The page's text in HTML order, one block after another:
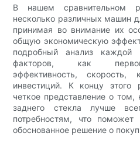
В нашем сравнительном
несколько различных машин
принимая во внимание их
общую экономическую
подробный анализ
факторов, как
эффективность, скорость,
инвестиций. К концу этого
четкое представление о
заднего стекла лучше
потребностям, что
обоснованное решение о